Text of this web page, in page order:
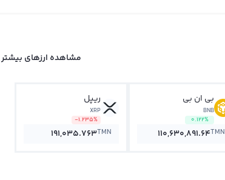
مشاهده ارزهای بیشتر
بی ان بی
BNB
0.122%
110,630,891.64TMN
ریپل
XRP
-1.235%
191,035.763TMN